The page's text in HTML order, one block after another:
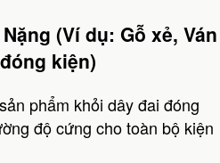
(Ví dụ: Gỗ xẻ, Ván
kiện)
phẩm khỏi dây đai đóng
độ cứng cho toàn bộ kiện